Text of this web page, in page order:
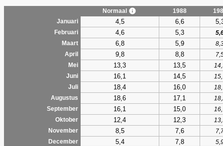
Normaal 1988
Januari
4,5 6,6
Februari 4,6 5,3
Maart
6,8 5,9
April
9,8 8,8
Mei
13,3 13,5
Juni
16,1 14,5
Juli
18,4 16,0
Augustus
18,6 17,1
September
16,1 15,0
Oktober
12,4 12,3
November
8,5 7,6
December
5,4 7,8